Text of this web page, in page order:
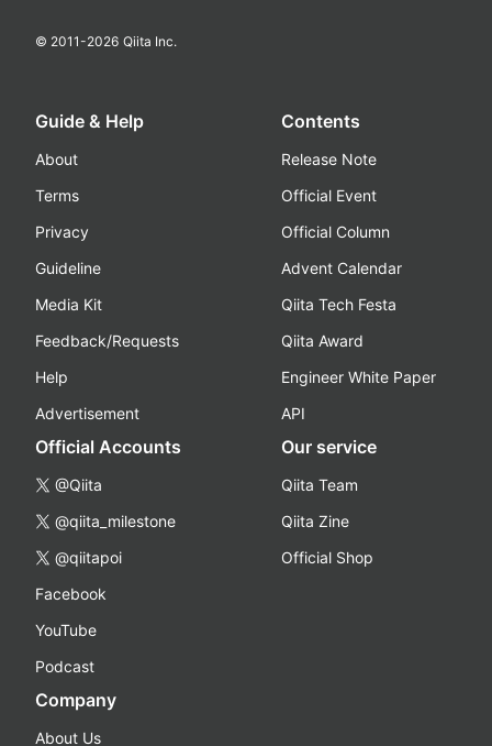
© 2011-2026 Qiita Inc.
Guide & Help
About
Terms
Privacy
Guideline
Media Kit
Feedback/Requests
Help
Advertisement
Contents
Release Note
Official Event
Official Column
Advent Calendar
Qiita Tech Festa
Qiita Award
Engineer White Paper
API
Official Accounts
@Qiita
@qiita_milestone
@qiitapoi
Facebook
YouTube
Podcast
Our service
Qiita Team
Qiita Zine
Official Shop
Company
About Us